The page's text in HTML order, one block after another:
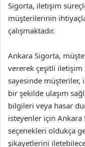
Sigorta, iletişim
müşterilerinin
çalışmaktadır.
Ankara Sigorta,
vererek çeşitli iletişim
sayesinde müşteriler,
bir şekilde ulaşım
bilgileri veya hasar
isteyenler için Ankara
seçenekleri oldukça
şikayetlerini